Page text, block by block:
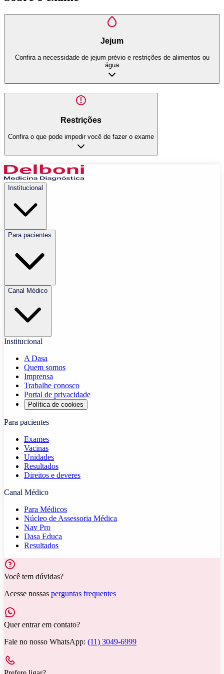
Jejum
Confira a necessidade de jejum prévio e restrições de alimentos ou
água
Restrições
Confira o que pode impedir você de fazer o exame
Institucional
Para pacientes
Canal Médico
Institucional
A Dasa
Quem somos
Imprensa
Trabalhe conosco
Portal de privacidade
Política de cookies
Para pacientes
Exames
Vacinas
Unidades
Resultados
Direitos e deveres
Canal Médico
Para Médicos
Núcleo de Assessoria Médica
Nav Pro
Dasa Educa
Resultados
Você tem dúvidas?
Acesse nossas perguntas frequentes
Quer entrar em contato?
Fale no nosso WhatsApp: (11) 3049-6999